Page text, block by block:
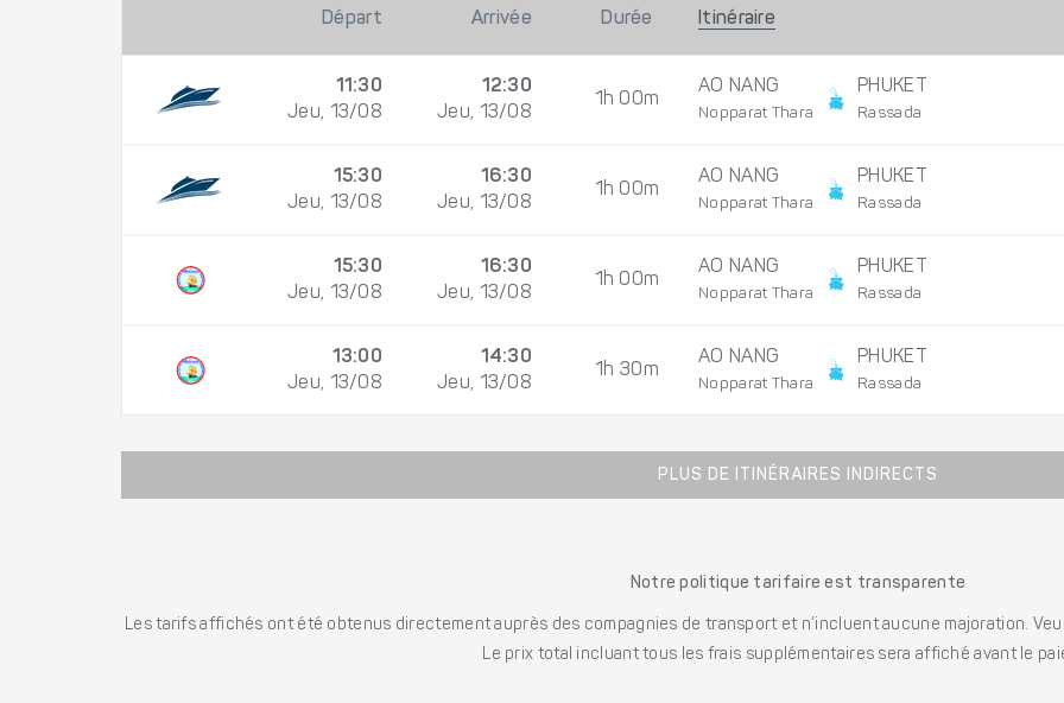
Départ Arrivée Durée Itinéraire
11:30
Jeu, 13/08
12:30
Jeu, 13/08
1h 00m
AO NANG
Nopparat Thara
PHUKET
Rassada
15:30
Jeu, 13/08
16:30
Jeu, 13/08
1h 00m
AO NANG
Nopparat Thara
PHUKET
Rassada
15:30
Jeu, 13/08
16:30
Jeu, 13/08
1h 00m
AO NANG
Nopparat Thara
PHUKET
Rassada
13:00
Jeu, 13/08
14:30
Jeu, 13/08
1h 30m
AO NANG
Nopparat Thara
PHUKET
Rassada
PLUS DE ITINÉRAIRES INDIRECTS
Notre politique tarifaire est transparente
Les tarifs affichés ont été obtenus directement auprès des compagnies de transport et n’incluent aucune majoration.
Le prix total incluant tous les frais supplémentaires sera affiché avant le